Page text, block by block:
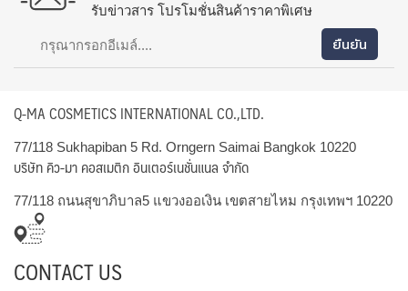
รับข่าวสาร โปรโมชั่นสินค้าราคาพิเศษ
Q-MA COSMETICS INTERNATIONAL CO.,LTD.
77/118 Sukhapiban 5 Rd. Orngern Saimai Bangkok 10220
บริษัท คิว-มา คอสเมติก อินเตอร์เนชั่นแนล จำกัด
77/118 ถนนสุขาภิบาล5 แขวงออเงิน เขตสายไหม กรุงเทพฯ 10220
CONTACT US